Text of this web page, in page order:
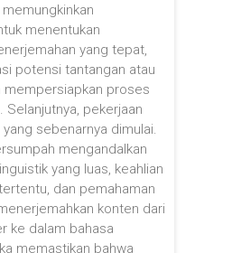
menentukan
yang tepat,
potensi tantangan atau
mempersiapkan proses
Selanjutnya, pekerjaan
sebenarnya dimulai.
mengandalkan
yang luas, keahlian
dan pemahaman
konten dari
ke dalam bahasa
memastikan bahwa